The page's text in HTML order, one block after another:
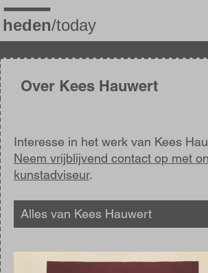
Overslaan
en
naar
inhoud
gaanOver Kees Hauwert
Interesse in het werk van Kees
Neem vrijblijvend contact op met
kunstadviseur.
Alles van Kees Hauwert
Afbeelding